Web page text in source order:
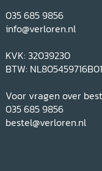
035 685 9856
info@verloren.nl
KVK: 32039230
BTW: NL805459716B01
Voor vragen over
035 685 9856
bestel@verloren.nl